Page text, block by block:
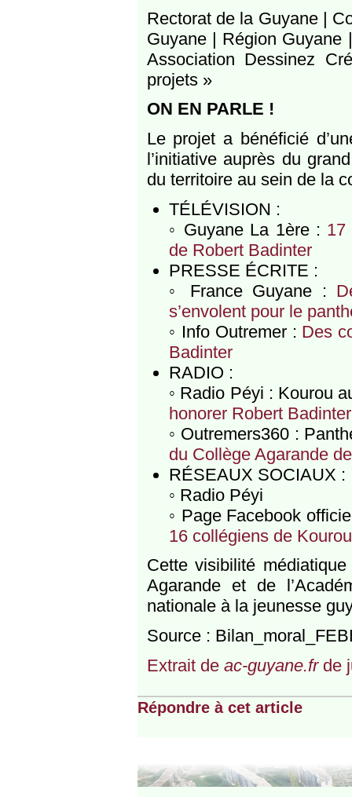
Rectorat de la Guyane |
Guyane | Région
Association Dessinez
projets »
ON EN PARLE !
Le projet a bénéficié
l’initiative auprès du
du territoire au sein de la
TÉLÉVISION :
◦ Guyane La 1ère : 17
de Robert Badinter
PRESSE ÉCRITE :
◦ France Guyane :
s’envolent pour le
◦ Info Outremer : Des
Badinter
RADIO :
◦ Radio Péyi : Kourou
honorer Robert Badinter
◦ Outremers360 :
du Collège Agarande
RÉSEAUX SOCIAUX :
◦ Radio Péyi
◦ Page Facebook
16 collégiens de Kourou
Cette visibilité
Agarande et de
nationale à la jeunesse
Source :
Extrait de ac-guyane.frde
Répondre à cet article